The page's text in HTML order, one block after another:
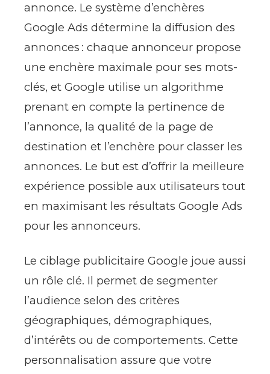
annonce. Le système d’enchères
Google Ads détermine la diffusion des
annonces : chaque annonceur propose
une enchère maximale pour ses mots-
clés, et Google utilise un algorithme
prenant en compte la pertinence de
l’annonce, la qualité de la page de
destination et l’enchère pour classer les
annonces. Le but est d’offrir la meilleure
expérience possible aux utilisateurs tout
en maximisant les résultats Google Ads
pour les annonceurs.
Le ciblage publicitaire Google joue aussi
un rôle clé. Il permet de segmenter
l’audience selon des critères
géographiques, démographiques,
d’intérêts ou de comportements. Cette
personnalisation assure que votre